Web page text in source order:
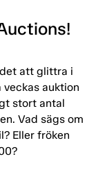
att glittra i
veckas auktion
stort antal
Vad sägs om
Eller fröken